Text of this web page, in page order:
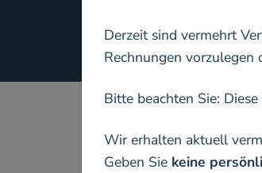
Derzeit sind vermehrt
Rechnungen
Bitte beachten Sie:
Wir erhalten aktuell
Geben Sie keine